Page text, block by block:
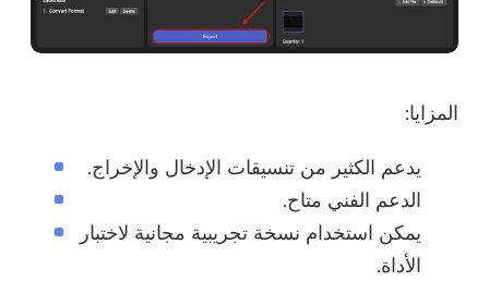
المزايا:
يدعم الكثير من تنسيقات الإدخال والإخراج.
الدعم الفني متاح.
يمكن استخدام نسخة تجريبية مجانية لاختبار
الأداة.